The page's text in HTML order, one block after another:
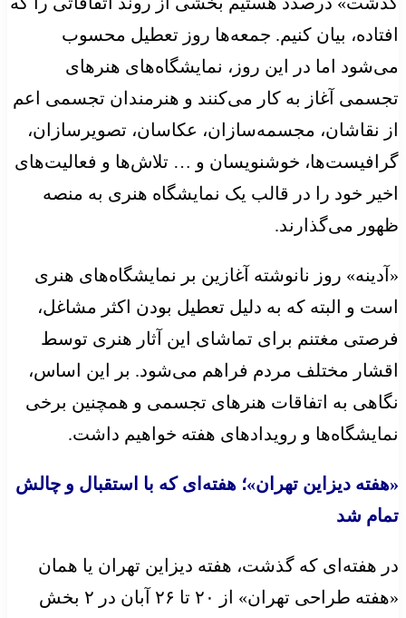
افتاده، بیان کنیم. جمعه‌ها روز تعطیل محسوب
می‌شود اما در این روز، نمایشگاه‌های هنرهای
تجسمی آغاز به کار می‌کنند و هنرمندان تجسمی اعم
از نقاشان، مجسمه‌‎سازان، عکاسان، تصویرسازان،
گرافیست‌ها، خوشنویسان و … تلاش‌ها و فعالیت‌های
اخیر خود را در قالب یک نمایشگاه هنری به منصه
ظهور می‌گذارند.
«آدینه» روز نانوشته آغازین بر نمایشگاه‌های هنری
است و البته که به دلیل تعطیل بودن اکثر مشاغل،
فرصتی مغتنم برای تماشای این آثار هنری توسط
اقشار مختلف مردم فراهم می‌شود. بر این اساس،
نگاهی به اتفاقات هنرهای تجسمی و همچنین برخی
نمایشگاه‌ها و رویدادهای هفته خواهیم داشت.
«هفته دیزاین تهران»؛ هفته‌ای که با استقبال و چالش
تمام شد
در هفته‌ای که گذشت، هفته دیزاین تهران یا همان
«هفته طراحی تهران» از ۲۰ تا ۲۶ آبان در ۲ بخش